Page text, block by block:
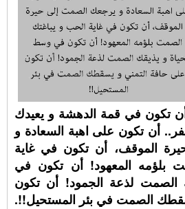
تكون في قمة الدهشة و يعيدك
أن تكون على اهبة السعادة و
الموقف، أن تكون في غاية
بلؤمه المعهود! أن تكون في
الصمت لذعة الجمود! أن تكون
الصمت في بئر المستحيل!!.